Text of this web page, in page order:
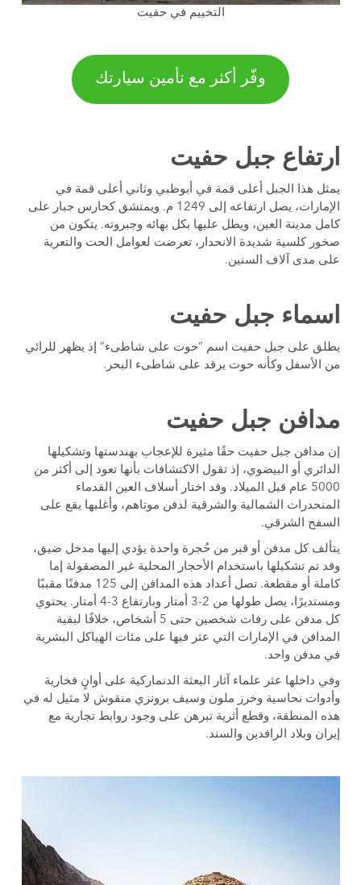
التخييم في حفيت
وفّر أكثر مع تأمين سيارتك
ارتفاع جبل حفيت
يمثل هذا الجبل أعلى قمة في أبوظبي وثاني أعلى قمة في
الإمارات، يصل ارتفاعه إلى 1249 م. ويمتشق كحارس جبار على
كامل مدينة العين، ويطل عليها بكل بهائه وجبروته. يتكون من
صخور كلسية شديدة الانحدار، تعرضت لعوامل الحت والتعرية
على مدى آلاف السنين.
اسماء جبل حفيت
يطلق على جبل حفيت اسم “حوت على شاطىء” إذ يظهر للرائي
من الأسفل وكأنه حوت يرقد على شاطىء البحر.
مدافن جبل حفيت
إن مدافن جبل حفيت حقًا مثيرة للإعجاب بهندستها وتشكيلها
الدائري أو البيضوي، إذ تقول الاكتشافات بأنها تعود إلى أكثر من
5000 عام قبل الميلاد. وقد اختار أسلاف العين القدماء
المنحدرات الشمالية والشرقية لدفن موتاهم، وأغلبها يقع على
السفح الشرقي.
يتألف كل مدفن أو قبر من حُجرة واحدة يؤدي إليها مدخل ضيق،
وقد تم تشكيلها باستخدام الأحجار المحلية غير المصقولة إما
كاملة أو مقطعة. تصل أعداد هذه المدافن إلى 125 مدفنًا مقببًا
ومستديرًا، يصل طولها من 2-3 أمتار وبارتفاع 3-4 أمتار. يحتوي
كل مدفن على رفات شخصين حتى 5 أشخاص، خلافًا لبقية
المدافن في الإمارات التي عثر فيها على مئات الهياكل البشرية
في مدفن واحد.
وفي داخلها عثر علماء آثار البعثة الدنماركية على أوانٍ فخارية
وأدوات نحاسية وخرز ملون وسيف برونزي منقوش لا مثيل له في
هذه المنطقة، وقطع أثرية تبرهن على وجود روابط تجارية مع
إيران وبلاد الرافدين والسند.